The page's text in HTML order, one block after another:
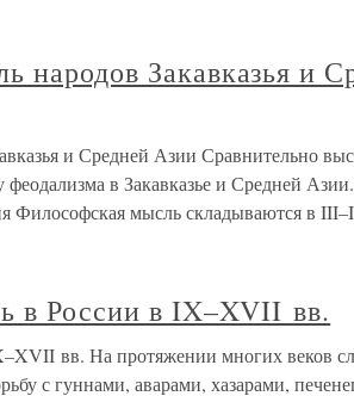
народов Закавказья и
и Средней Азии Сравнительно
феодализма в Закавказье и Средней
Философская мысль складываются в
в России в IX–XVII вв.
вв. На протяжении многих веков
с гуннами, аварами, хазарами,